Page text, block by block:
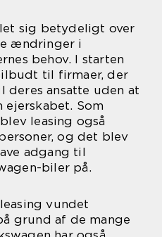
sig betydeligt over
ændringer i
behov. I starten
til firmaer, der
ansatte uden at
Som
leasing også
og det blev
adgang til
biler på.
vundet
grund af de mange